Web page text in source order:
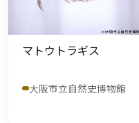
マトウトラギス
大阪市立自然史博物館